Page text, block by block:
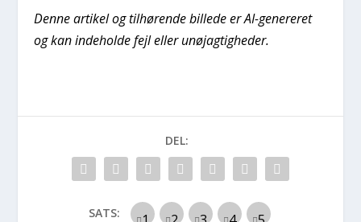
Denne artikel og tilhørende billede er AI-genereret
og kan indeholde fejl eller unøjagtigheder.
DEL:
SATS: